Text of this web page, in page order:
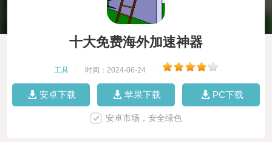
十大免费海外加速神器
工具 时间：2024-06-24
安卓下载 苹果下载 PC下载
安卓市场，安全绿色